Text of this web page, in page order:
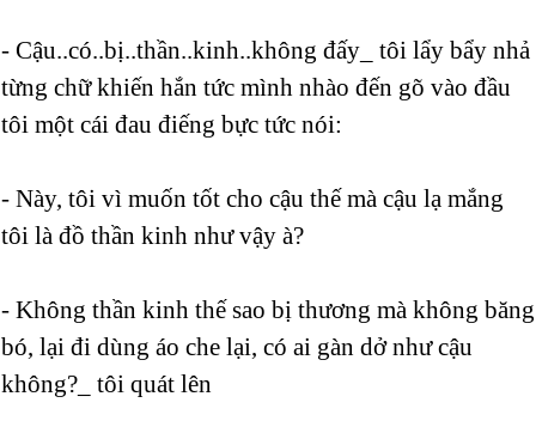
- Cậu..có..bị..thần..kinh..không đấy_ tôi lẩy bẩy nhả
từng chữ khiến hắn tức mình nhào đến gõ vào đầu
tôi một cái đau điếng bực tức nói:
- Này, tôi vì muốn tốt cho cậu thế mà cậu lạ mắng
tôi là đồ thần kinh như vậy à?
- Không thần kinh thế sao bị thương mà không băng
bó, lại đi dùng áo che lại, có ai gàn dở như cậu
không?_ tôi quát lên